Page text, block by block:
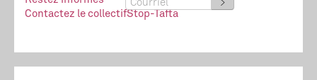
>
Contactez le collectifStop-Tafta